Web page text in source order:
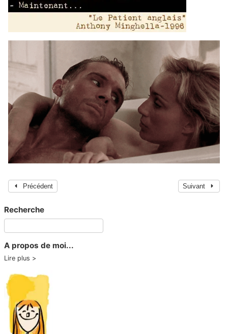
Précédent Suivant
Recherche
A propos de moi...
Lire plus